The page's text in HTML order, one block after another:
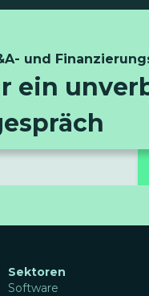
und
ein
Sektoren
Software